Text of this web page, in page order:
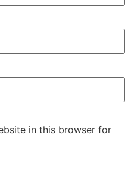
in this browser for